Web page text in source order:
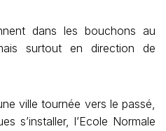
dans les bouchons au
surtout en direction de
ville tournée vers le passé,
s’installer, l’Ecole Normale